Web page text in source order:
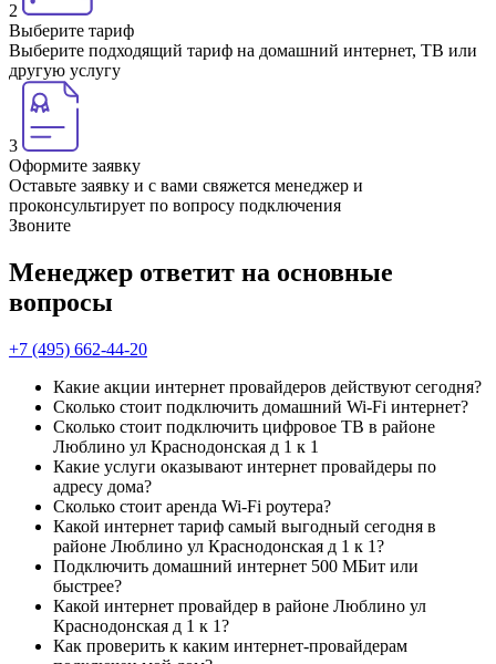
2
Выберите тариф
Выберите подходящий тариф на домашний интернет, ТВ или
другую услугу
3
Оформите заявку
Оставьте заявку и с вами свяжется менеджер и
проконсультирует по вопросу подключения
Звоните
Менеджер ответит на основные
вопросы
+7 (495) 662-44-20
Какие акции интернет провайдеров действуют сегодня?
Сколько стоит подключить домашний Wi-Fi интернет?
Сколько стоит подключить цифровое ТВ в районе
Люблино ул Краснодонская д 1 к 1
Какие услуги оказывают интернет провайдеры по
адресу дома?
Сколько стоит аренда Wi-Fi роутера?
Какой интернет тариф самый выгодный сегодня в
районе Люблино ул Краснодонская д 1 к 1?
Подключить домашний интернет 500 МБит или
быстрее?
Какой интернет провайдер в районе Люблино ул
Краснодонская д 1 к 1?
Как проверить к каким интернет-провайдерам